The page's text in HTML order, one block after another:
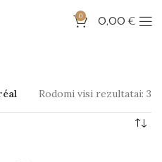
0 0,00 €
Rodomi visi rezultatai: 3